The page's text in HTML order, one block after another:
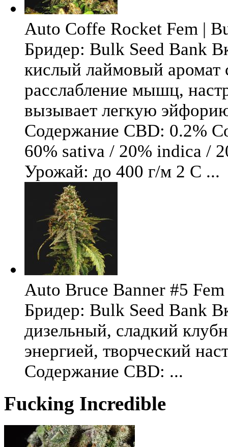
Auto Coffe Rocket Fem |
Бридер: Bulk Seed Bank
кислый лаймовый аромат
расслабление мышц,
вызывает легкую
Содержание CBD: 0.2%
60% sativa / 20% indica /
Урожай: до 400 г/м 2 С ...
Auto Bruce Banner #5
Бридер: Bulk Seed Bank
дизельный, сладкий
энергией, творческий
Содержание CBD: ...
Fucking Incredible